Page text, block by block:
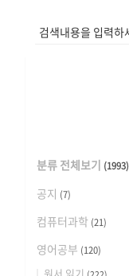
분류 전체보기 (1993)
공지 (7)
컴퓨터과학 (21)
영어공부 (120)